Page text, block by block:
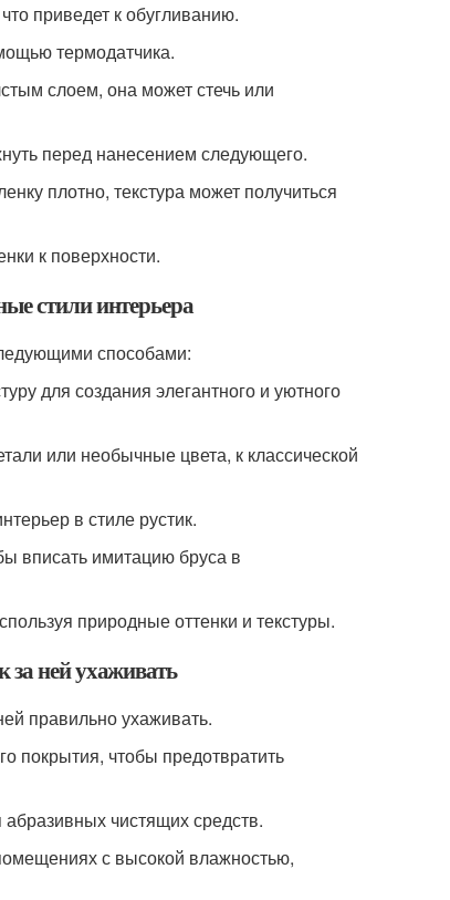
приведет к обугливанию.
термодатчика.
слоем, она может стечь или
перед нанесением следующего.
плотно, текстура может получиться
к поверхности.
стили интерьера
способами:
для создания элегантного и уютного
или необычные цвета, к классической
в стиле рустик.
вписать имитацию бруса в
природные оттенки и текстуры.
за ней ухаживать
правильно ухаживать.
покрытия, чтобы предотвратить
абразивных чистящих средств.
с высокой влажностью,